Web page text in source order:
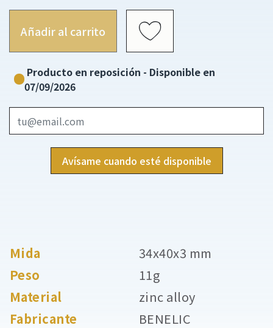
Añadir al carrito
Producto en reposición - Disponible en
07/09/2026
Avísame cuando esté disponible
Mida
34x40x3 mm
Peso
11g
Material
zinc alloy
Fabricante
BENELIC